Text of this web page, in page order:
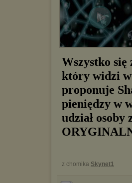
Wszystko
który widzi
proponuje
pieniędzy w
udział osoby
z chomika Skynet1